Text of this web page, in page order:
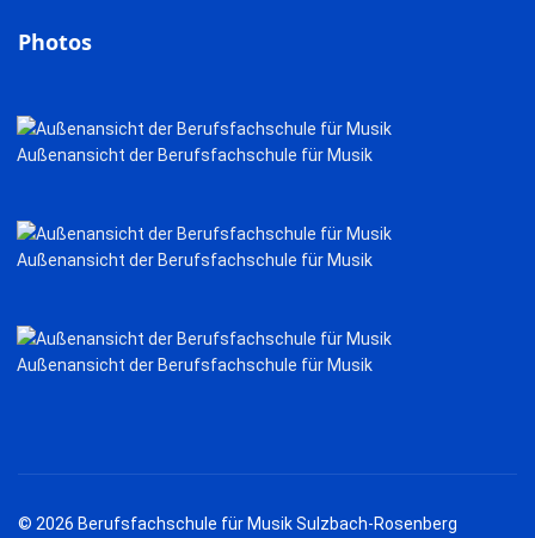
Photos
Außenansicht der Berufsfachschule für Musik
Außenansicht der Berufsfachschule für Musik
Außenansicht der Berufsfachschule für Musik
© 2026 Berufsfachschule für Musik Sulzbach-Rosenberg